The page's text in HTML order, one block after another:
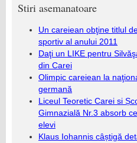
Stiri asemanatoare
Un careiean obţine titlul
sportiv al anului 2011
Daţi un LIKE pentru
din Carei
Olimpic careiean la
germană
Liceul Teoretic Carei si
Gimnazială Nr.3 absorb
elevi
Klaus Iohannis câștigă